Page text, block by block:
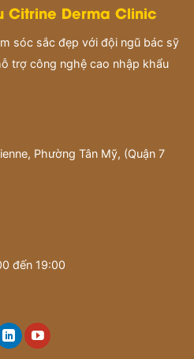
Citrine Derma Clinic
sóc sắc đẹp với đội ngũ bác sỹ
trợ công nghệ cao nhập khẩu
Phường Tân Mỹ, (Quận 7
đến 19:00